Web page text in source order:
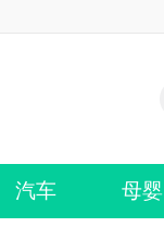
汽车 母婴